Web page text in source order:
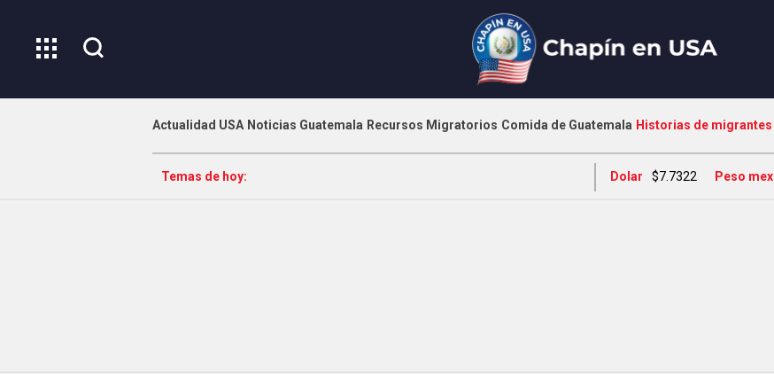
Actualidad USA Noticias Guatemala Recursos Migratorios Comida de Guatemala Historias de migrantes
Temas de hoy: Dolar $7.7322 Peso mex